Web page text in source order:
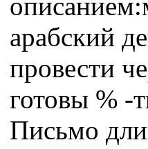
арабский
провести
готовы % -
Письмо